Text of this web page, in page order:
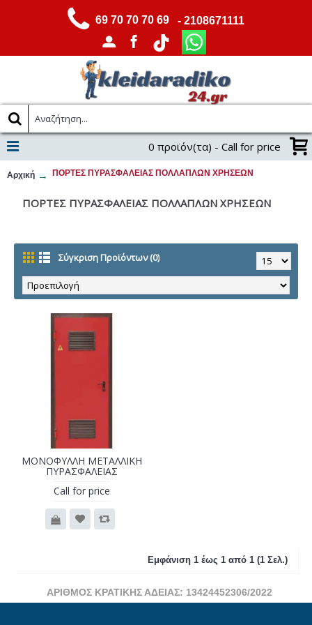
69 70 70 70 69 - 2108671111
0 προϊόν(τα) - Call for price
Αρχική ΠΟΡΤΕΣ ΠΥΡΑΣΦΑΛΕΙΑΣ ΠΟΛΛΑΠΛΩΝ ΧΡΗΣΕΩΝ
ΠΟΡΤΕΣ ΠΥΡΑΣΦΑΛΕΙΑΣ ΠΟΛΛΑΠΛΩΝ ΧΡΗΣΕΩΝ
Σύγκριση Προϊόντων (0)
ΜΟΝΟΦΥΛΛΗ ΜΕΤΑΛΛΙΚΗ
ΠΥΡΑΣΦΑΛΕΙΑΣ
Call for price
Εμφάνιση 1 έως 1 από 1 (1 Σελ.)
ΑΡΙΘΜΟΣ ΚΡΑΤΙΚΗΣ ΑΔΕΙΑΣ: 13424452306/2022